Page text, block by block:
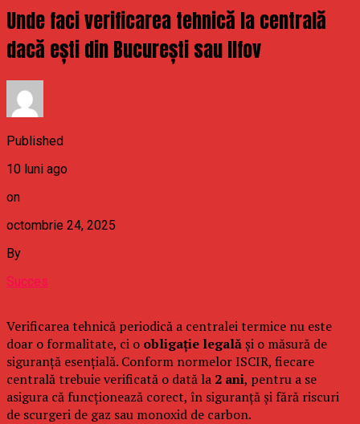
Unde faci verificarea tehnică la centrală
dacă ești din București sau Ilfov
Published
10 luni ago
on
octombrie 24, 2025
By
Succes
Verificarea tehnică periodică a centralei termice nu este
doar o formalitate, ci o obligație legalăși o măsură de
siguranță esențială. Conform normelor ISCIR, fiecare
centrală trebuie verificată o dată la 2 ani, pentru a se
asigura că funcționează corect, în siguranță și fără riscuri
de scurgeri de gaz sau monoxid de carbon.